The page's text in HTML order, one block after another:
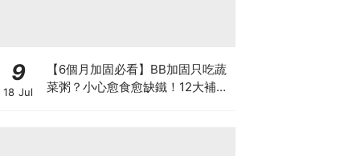
9
18 Jul
【6個月加固必看】BB加固只吃蔬
菜粥？小心愈食愈缺鐵！12大補鐵